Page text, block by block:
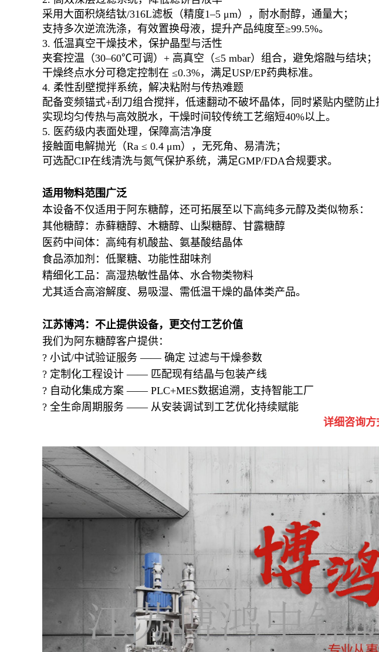
采用大面积烧结钛/316L滤板（精度1–5 μm），耐水耐醇，通量大；
支持多次逆流洗涤，有效置换母液，提升产品纯度至≥99.5%。
3. 低温真空干燥技术，保护晶型与活性
夹套控温（30–60℃可调）+ 高真空（≤5 mbar）组合，避免熔融与结块；
干燥终点水分可稳定控制在 ≤0.3%，满足USP/EP药典标准。
4. 柔性刮壁搅拌系统，解决粘附与传热难题
配备变频锚式+刮刀组合搅拌，低速翻动不破坏晶体，同时紧贴内壁防止
实现均匀传热与高效脱水，干燥时间较传统工艺缩短40%以上。
5. 医药级内表面处理，保障高洁净度
接触面电解抛光（Ra ≤ 0.4 μm），无死角、易清洗；
可选配CIP在线清洗与氮气保护系统，满足GMP/FDA合规要求。
适用物料范围广泛
本设备不仅适用于阿东糖醇，还可拓展至以下高纯多元醇及类似物系：
其他糖醇：赤藓糖醇、木糖醇、山梨糖醇、甘露糖醇
医药中间体：高纯有机酸盐、氨基酸结晶体
食品添加剂：低聚糖、功能性甜味剂
精细化工品：高湿热敏性晶体、水合物类物料
尤其适合高溶解度、易吸湿、需低温干燥的晶体类产品。
江苏博鸿：不止提供设备，更交付工艺价值
我们为阿东糖醇客户提供：
? 小试/中试验证服务 —— 确定 过滤与干燥参数
? 定制化工程设计 —— 匹配现有结晶与包装产线
? 自动化集成方案 —— PLC+MES数据追溯，支持智能工厂
? 全生命周期服务 —— 从安装调试到工艺优化持续赋能
详细咨询方